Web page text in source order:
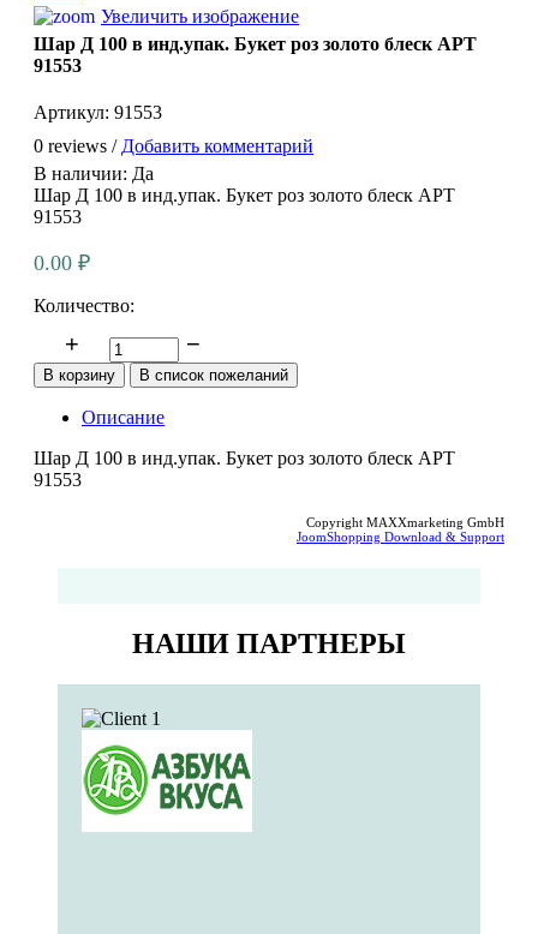
Увеличить изображение
Шар Д 100 в инд.упак. Букет роз золото блеск АРТ
91553
Артикул: 91553
0 reviews / Добавить комментарий
В наличии: Да
Шар Д 100 в инд.упак. Букет роз золото блеск АРТ
91553
0.00 ₽
Количество:
Описание
Шар Д 100 в инд.упак. Букет роз золото блеск АРТ
91553
Copyright MAXXmarketing GmbH
JoomShopping Download & Support
НАШИ ПАРТНЕРЫ